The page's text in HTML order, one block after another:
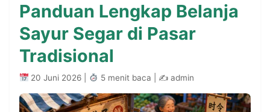
Panduan Lengkap Belanja
Sayur Segar di Pasar
Tradisional
20 Juni 2026 | 5 menit baca | ✍admin